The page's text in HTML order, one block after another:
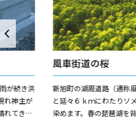
が続き洪
れ神主が
れてき
風車街道の桜
新旭町の湖周道路（通称
と延々６ｋｍにわたりソ
染めます。春の琵琶湖を